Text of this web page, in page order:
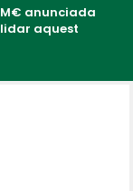
M€ anunciada
aquest